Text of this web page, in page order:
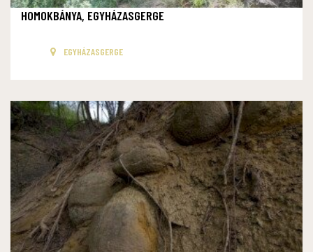
HOMOKBÁNYA, EGYHÁZASGERGE
EGYHÁZASGERGE